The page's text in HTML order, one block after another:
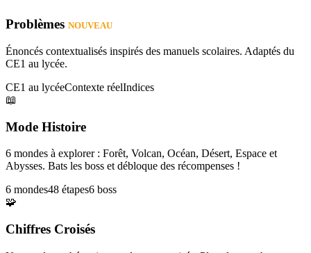
Problèmes NOUVEAU
Énoncés contextualisés inspirés des manuels scolaires. Adaptés du
CE1 au lycée.
CE1 au lycéeContexte réelIndices
📖
Mode Histoire
6 mondes à explorer : Forêt, Volcan, Océan, Désert, Espace et
Abysses. Bats les boss et débloque des récompenses !
6 mondes48 étapes6 boss
🧩
Chiffres Croisés